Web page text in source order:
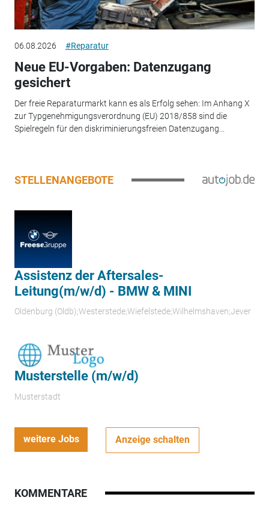
06.08.2026 #Reparatur
Neue EU-Vorgaben: Datenzugang
gesichert
Der freie Reparaturmarkt kann es als Erfolg sehen: Im Anhang X
zur Typgenehmigungsverordnung (EU) 2018/858 sind die
Spielregeln für den diskriminierungsfreien Datenzugang...
STELLENANGEBOTE
Assistenz der Aftersales-
Leitung(m/w/d) - BMW & MINI
Oldenburg (Oldb);Westerstede;Wiefelstede;Wilhelmshaven;Jever
Musterstelle (m/w/d)
Musterstadt
weitere Jobs Anzeige schalten
KOMMENTARE